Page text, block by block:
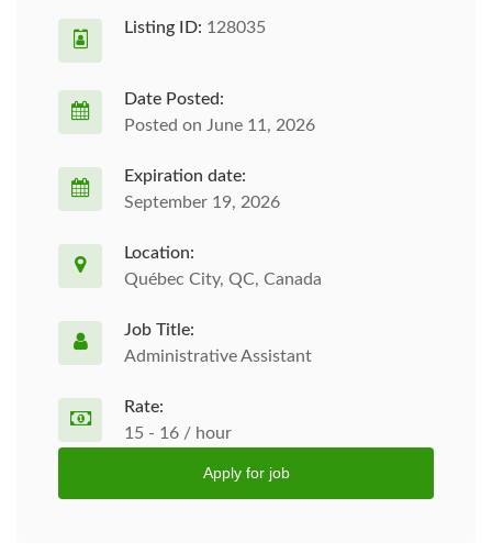
Listing ID: 128035
Date Posted:
Posted on June 11, 2026
Expiration date:
September 19, 2026
Location:
Québec City, QC, Canada
Job Title:
Administrative Assistant
Rate:
15 - 16 / hour
Apply for job